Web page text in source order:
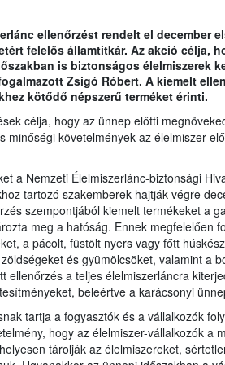
ellenőrzést rendelt el december
felelős államtitkár. Az akció célja,
is biztonságos élelmiszerek
Zsigó Róbert. A kiemelt
kötődő népszerű terméket érinti.
célja, hogy az ünnep előtti
minőségi követelmények az élelmiszer-
a Nemzeti Élelmiszerlánc-biztonsági
tartozó szakemberek hajtják végre
szempontjából kiemelt termékeket a
meg a hatóság. Ennek megfelelően
a pácolt, füstölt nyers vagy főtt
és gyümölcsöket, valamint a
ellenőrzés a teljes élelmiszerláncra
beleértve a karácsonyi
tartja a fogyasztók és a vállalkozók
hogy az élelmiszer-vállalkozók a
tárolják az élelmiszereket,